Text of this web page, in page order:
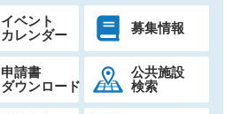
イベント
カレンダー
募集情報
申請書
ダウンロード
公共施設
検索